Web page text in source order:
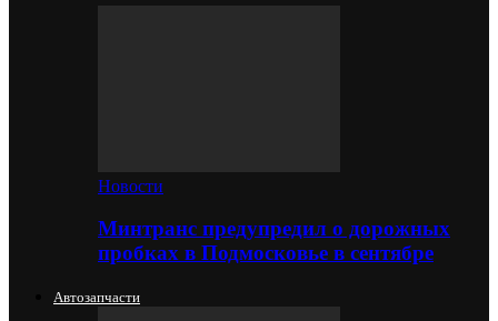
Новости
Минтранс предупредил о дорожных
пробках в Подмосковье в сентябре
Автозапчасти